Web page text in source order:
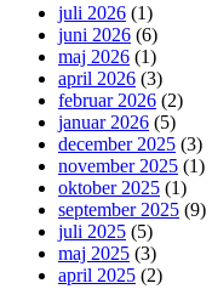
juli 2026 (1)
juni 2026 (6)
maj 2026 (1)
april 2026 (3)
februar 2026 (2)
januar 2026 (5)
december 2025 (3)
november 2025 (1)
oktober 2025 (1)
september 2025 (9)
juli 2025 (5)
maj 2025 (3)
april 2025 (2)